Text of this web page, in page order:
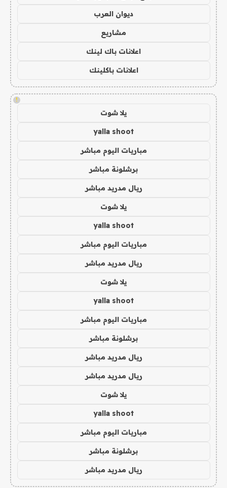
ديوان العرب
مشاريع
اعلانات باك لينك
اعلانات باكلينك
!
يلا شوت
yalla shoot
مباريات اليوم مباشر
برشلونة مباشر
ريال مدريد مباشر
يلا شوت
yalla shoot
مباريات اليوم مباشر
ريال مدريد مباشر
يلا شوت
yalla shoot
مباريات اليوم مباشر
برشلونة مباشر
ريال مدريد مباشر
ريال مدريد مباشر
يلا شوت
yalla shoot
مباريات اليوم مباشر
برشلونة مباشر
ريال مدريد مباشر